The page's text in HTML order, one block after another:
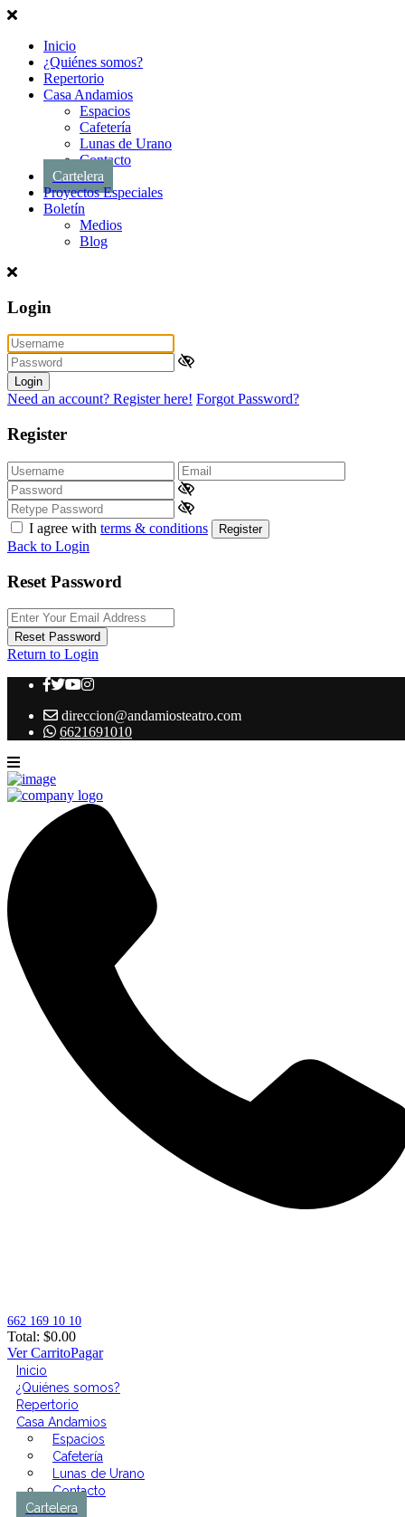
Inicio
¿Quiénes somos?
Repertorio
Casa Andamios
Espacios
Cafetería
Lunas de Urano
Contacto
Cartelera
Proyectos Especiales
Boletín
Medios
Blog
Login
Login
Need an account? Register here! Forgot Password?
Register
I agree with terms & conditions Register
Back to Login
Reset Password
Reset Password
Return to Login
direccion@andamiosteatro.com
6621691010
662 169 10 10
Total: $0.00
Ver CarritoPagar
Inicio
¿Quiénes somos?
Repertorio
Casa Andamios
Espacios
Cafetería
Lunas de Urano
Contacto
Cartelera